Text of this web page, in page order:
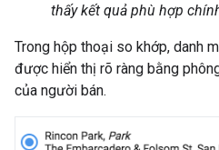
thấy kết quả phù hợp
Trong hộp thoại so khớp, danh
được hiển thị rõ ràng bằng
của người bán.